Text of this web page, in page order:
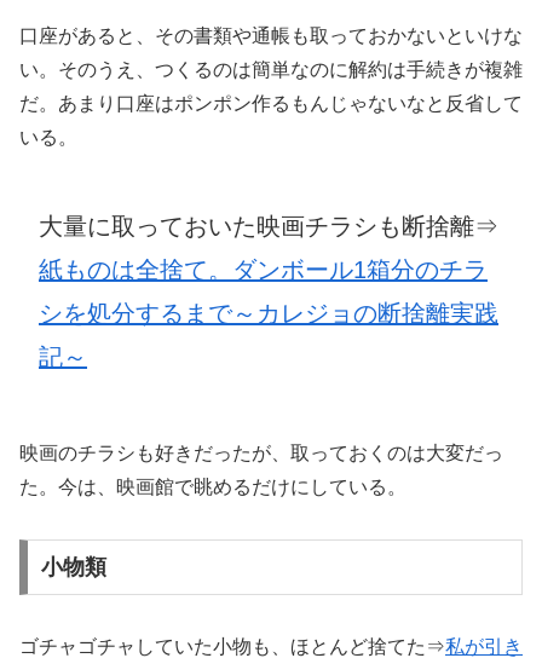
口座があると、その書類や通帳も取っておかないといけな
い。そのうえ、つくるのは簡単なのに解約は手続きが複雑
だ。あまり口座はポンポン作るもんじゃないなと反省して
いる。
大量に取っておいた映画チラシも断捨離⇒
紙ものは全捨て。ダンボール1箱分のチラ
シを処分するまで～カレジョの断捨離実践
記～
映画のチラシも好きだったが、取っておくのは大変だっ
た。今は、映画館で眺めるだけにしている。
小物類
ゴチャゴチャしていた小物も、ほとんど捨てた⇒私が引き